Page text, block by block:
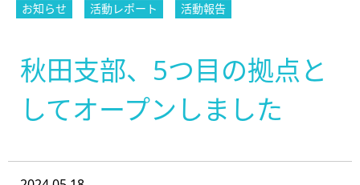
お知らせ 活動レポート 活動報告
秋田支部、5つ目の拠点と
してオープンしました